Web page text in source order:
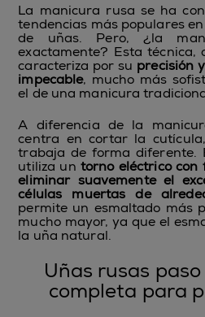
La manicura rusa se ha
tendencias más populares
de uñas. Pero, ¿la
exactamente? Esta técnica,
caracteriza por su precisión
impecable, mucho más
el de una manicura
A diferencia de la
centra en cortar la
trabaja de forma diferente.
utiliza untorno eléctrico con
eliminar suavemente el
células muertas de
permite un esmaltado más
mucho mayor, ya que el
la uña natural.
Uñas rusas
completa para